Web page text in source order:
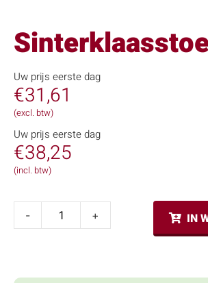
Uw prijs eerste dag
€31,61
(excl. btw)
Uw prijs eerste dag
€38,25
(incl. btw)
- + IN